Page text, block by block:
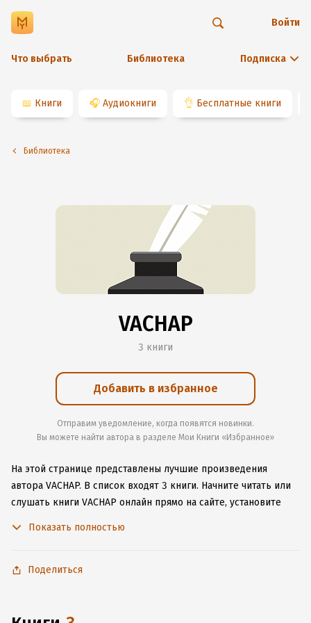
Что выбрать Библиотека Подписка
Войти
📖 Книги 🎧 Аудиокниги 👌 Бесплатные книги
Библиотека
VACHAP
3 книги
Добавить в избранное
Отправим уведомление, когда появятся новинки.
Вы можете найти автора в разделе Мои Книги «Избранное»
На этой странице представлены лучшие произведения
автора VACHAP. В список входят 3 книги. Начните читать или
слушать книги VACHAP онлайн прямо на сайте, установите
Показать полностью
Поделиться